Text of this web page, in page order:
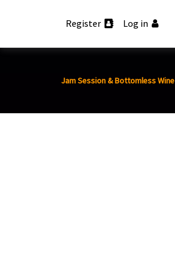
Log in
Register
Jam Session & Bottomless Wine